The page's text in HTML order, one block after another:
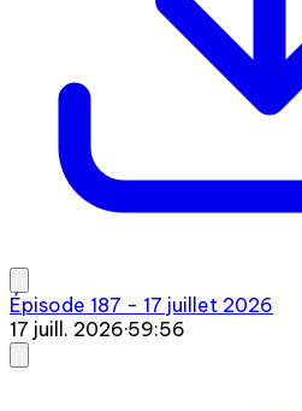
Épisode 187 - 17 juillet 2026
17 juill. 2026·59:56